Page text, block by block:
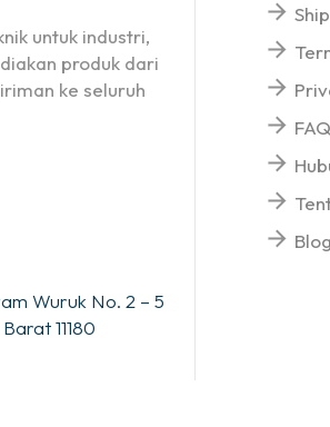
untuk industri,
produk dari
ke seluruh
Wuruk No. 2 – 5
11180
Blog